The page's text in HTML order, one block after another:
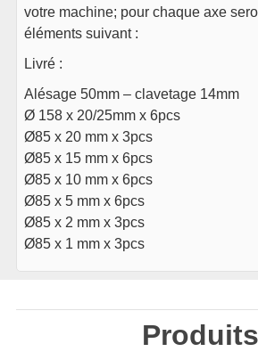
votre machine; pour chaque axe
éléments suivant :
Livré :
Alésage 50mm – clavetage 14mm
Ø 158 x 20/25mm x 6pcs
Ø85 x 20 mm x 3pcs
Ø85 x 15 mm x 6pcs
Ø85 x 10 mm x 6pcs
Ø85 x 5 mm x 6pcs
Ø85 x 2 mm x 3pcs
Ø85 x 1 mm x 3pcs
Produits